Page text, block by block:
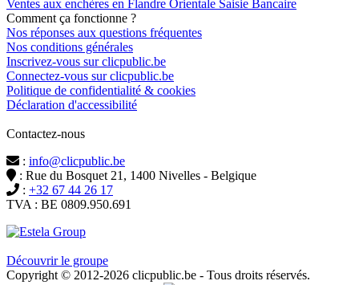
Ventes aux enchères en Flandre Orientale Saisie Bancaire
Comment ça fonctionne ?
Nos réponses aux questions fréquentes
Nos conditions générales
Inscrivez-vous sur clicpublic.be
Connectez-vous sur clicpublic.be
Politique de confidentialité & cookies
Déclaration d'accessibilité
Contactez-nous
: info@clicpublic.be
: Rue du Bosquet 21, 1400 Nivelles - Belgique
: +32 67 44 26 17
TVA : BE 0809.950.691
Découvrir le groupe
Copyright © 2012-2026 clicpublic.be - Tous droits réservés.